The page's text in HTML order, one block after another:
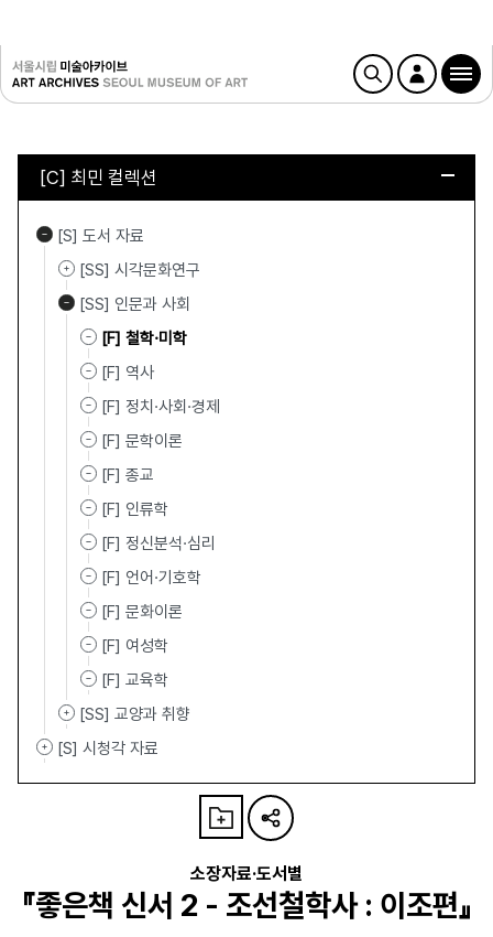
[C] 최민 컬렉션
[S] 도서 자료
[SS] 시각문화연구
[SS] 인문과 사회
[F] 철학·미학
[F] 역사
[F] 정치·사회·경제
[F] 문학이론
[F] 종교
[F] 인류학
[F] 정신분석·심리
[F] 언어·기호학
[F] 문화이론
[F] 여성학
[F] 교육학
[SS] 교양과 취향
[S] 시청각 자료
소장자료·도서별
『좋은책 신서 2 - 조선철학사 : 이조편』